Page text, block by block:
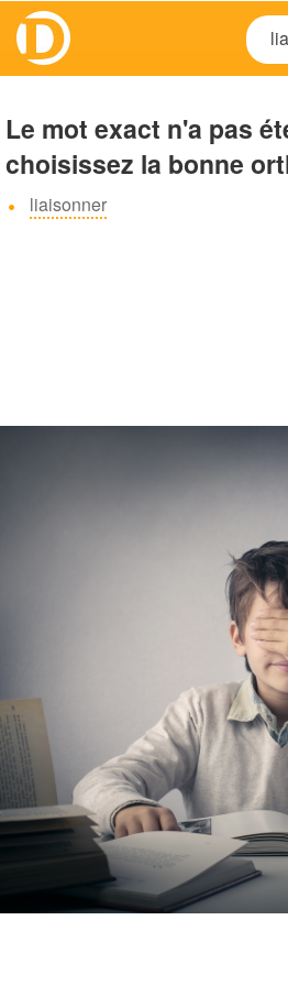
Le mot exact n'a pas
choisissez la bonne
liaisonner